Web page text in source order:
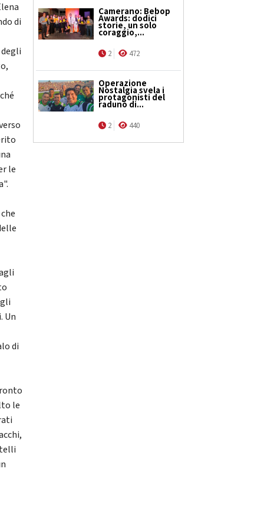
di
le
Un
di
le
Camerano: Bebop
Awards: dodici
storie, un solo
coraggio,...
2 472
Operazione
Nostalgia svela i
protagonisti del
raduno di...
2 440